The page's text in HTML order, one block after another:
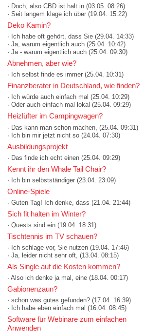
· Doch, also CBD ist halt in (03.05. 08:26)
· Seit langem klage ich über (19.04. 15:22)
Deko Kamin?
· Ich habe oft gehört, dass Sie (29.04. 14:33)
· Ja, warum eigentlich auch (25.04. 10:42)
· Ja - warum eigentlich auch (25.04. 09:30)
Abnehmen, aber wie?
· Ich selbst finde es immer (25.04. 10:31)
Finanzberater in Deutschland, wie finden?
· Ich würde auch einfach mal (25.04. 10:29)
· Oder auch einfach mal lokal (25.04. 09:29)
Heizlüfter im Campingwagen?
· Das kann man schon machen, (25.04. 09:31)
· Ich bin mir jetzt nicht so (24.04. 07:30)
Ausbildungsprojekt
· Das finde ich echt einen (25.04. 09:29)
Kennt ihr den Whale Tail Chair?
· Ich bin selbstständiger (23.04. 23:09)
Online-Spiele
· Guten Tag! Ich denke, dass (21.04. 21:44)
Sich fit halten im Winter?
· Quests sind ein (19.04. 18:31)
Tischtennis im TV schauen?
· Ich schlage vor, Sie nutzen (19.04. 17:46)
· Ja, leider nicht sehr oft, (13.04. 08:15)
Als Single auf die Kosten kommen?
· Also ich denke ja mal, eine (18.04. 00:17)
Gabionenzaun?
· schon was gutes gefunden? (17.04. 16:39)
· Ich habe eben einfach mal (16.04. 08:45)
Software für Webinare zum einfachen
Anwenden